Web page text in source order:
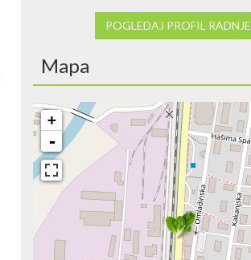
POGLEDAJ PROFIL RADNJE
Mapa
+
-